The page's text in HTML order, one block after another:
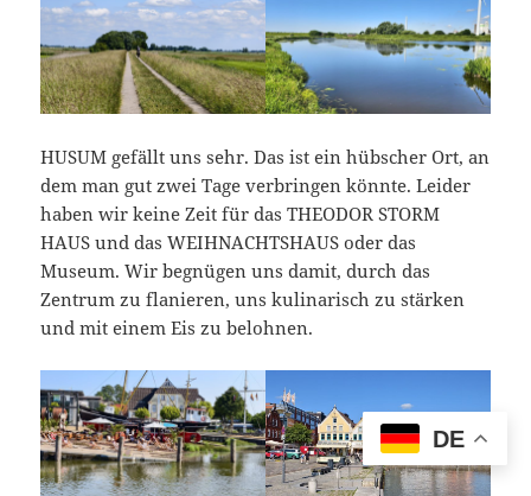
HUSUM gefällt uns sehr. Das ist ein hübscher Ort, an
dem man gut zwei Tage verbringen könnte. Leider
haben wir keine Zeit für das THEODOR STORM
HAUS und das WEIHNACHTSHAUS oder das
Museum. Wir begnügen uns damit, durch das
Zentrum zu flanieren, uns kulinarisch zu stärken
und mit einem Eis zu belohnen.
DE